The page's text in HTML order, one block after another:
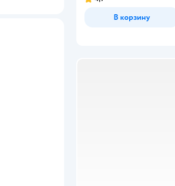
В корзину